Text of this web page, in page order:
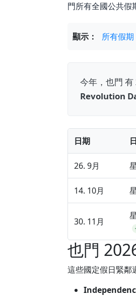
門所有全國公共假
顯示： 所有假期
今年，也門 有
Revolution
日期 日
26. 9月
14. 10月
30. 11月
也門
這些國定假日緊鄰